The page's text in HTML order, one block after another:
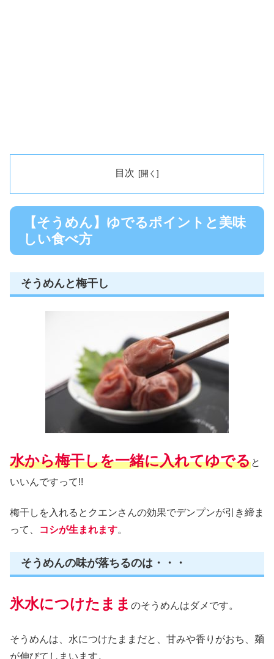
目次
【そうめん】ゆでるポイントと美味
しい食べ方
そうめんと梅干し
水から梅干しを一緒に入れてゆでると
いいんですって!!
梅干しを入れるとクエンさんの効果でデンプンが引き締ま
って、
コシが生まれます。
そうめんの味が落ちるのは・・・
氷水につけたまま のそうめんはダメです。
そうめんは、水につけたままだと、甘みや香りがおち、麺
が伸びてしまいます。